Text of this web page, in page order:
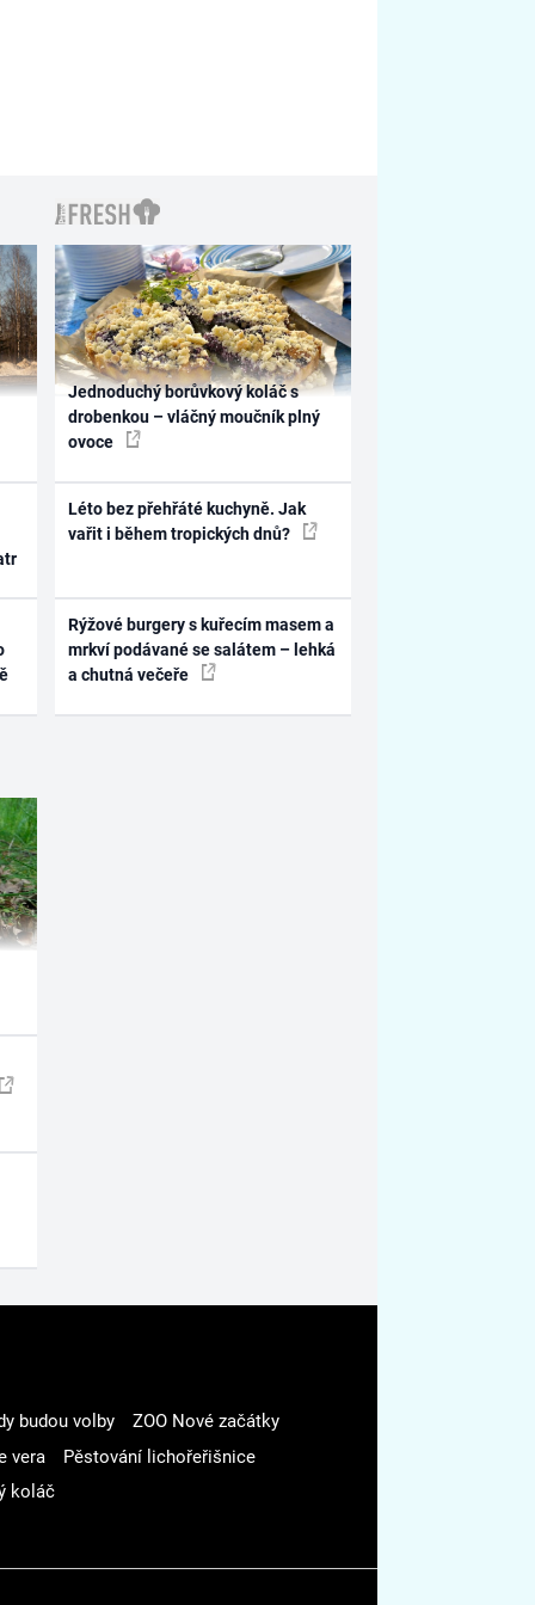
Jednoduchý borůvkový koláč s
drobenkou – vláčný moučník plný
ovoce
Léto bez přehřáté kuchyně. Jak
vařit i během tropických dnů?
Rýžové burgery s kuřecím masem a
mrkví podávané se salátem – lehká
a chutná večeře
budou volby
ZOO Nové začátky
vera
Pěstování lichořeřišnice
koláč